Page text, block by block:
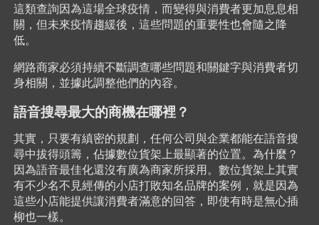
這類查詢因為這場全球疫情，而變得與消費者更加息息相
關，但未來疫情趨緩後，這些問題的重要性也會隨之降
低。
網路商家必須持續不斷調查哪些問題和關鍵字與消費者切
身相關，並據此調整他們的內容。
語音搜尋最大的商機在哪裡？
其實，只要有縝密的規劃，任何公司與企業都能在語音搜
尋中拔得頭籌，佔據數位貨架上最顯著的位置。為什麼？
因為語音最佳化還沒有廣為商家所採用。數位貨架上其實
有不少名不見經傳的小店打敗知名品牌的案例，就是因為
這些小店能提供讓消費者滿意的回答，即使有時是無心插
柳也一樣。